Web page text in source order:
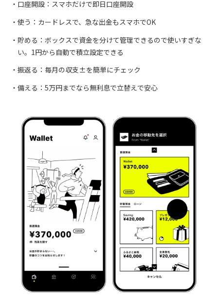
口座開設：スマホだけで即日口座開設
使う：カードレスで、急な出金もスマホでOK
貯める：ボックスで資金を分けて管理できるので使いすぎな
い。1円から自動で積立設定できる
振返る：毎月の収支±を簡単にチェック
備える：5万円までなら無利息で立替えで安心